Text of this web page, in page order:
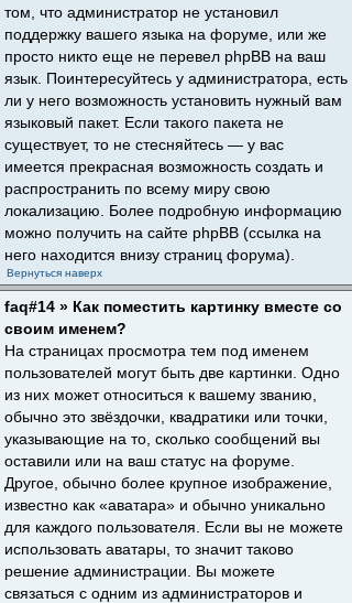
том, что администратор не установил
поддержку вашего языка на форуме, или же
просто никто еще не перевел phpBB на ваш
язык. Поинтересуйтесь у администратора, есть
ли у него возможность установить нужный вам
языковый пакет. Если такого пакета не
существует, то не стесняйтесь — у вас
имеется прекрасная возможность создать и
распространить по всему миру свою
локализацию. Более подробную информацию
можно получить на сайте phpBB (ссылка на
него находится внизу страниц форума).
Вернуться наверх
faq#14 » Как поместить картинку вместе со
своим именем?
На страницах просмотра тем под именем
пользователей могут быть две картинки. Одно
из них может относиться к вашему званию,
обычно это звёздочки, квадратики или точки,
указывающие на то, сколько сообщений вы
оставили или на ваш статус на форуме.
Другое, обычно более крупное изображение,
известно как «аватара» и обычно уникально
для каждого пользователя. Если вы не можете
использовать аватары, то значит таково
решение администрации. Вы можете
связаться с одним из администраторов и